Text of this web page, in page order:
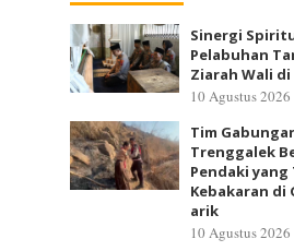
Sinergi
Pelabuhan
Ziarah Wali di
10 Agustus 2026
Tim
Trenggalek
Pendaki
Kebakaran di
arik
10 Agustus 2026